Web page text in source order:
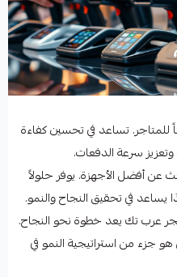
للمتاجر. تساعد في تحسين كفاءة
وتعزيز سرعة الدفعات.
عن أفضل الأجهزة. يوفر حلولاً
يساعد في تحقيق النجاح والنمو.
عرب تك يعد خطوة نحو النجاح.
جزء من استراتيجية النمو في